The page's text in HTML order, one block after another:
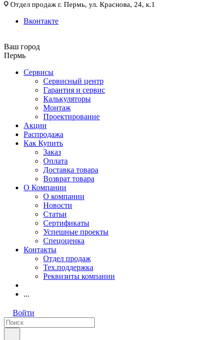
Отдел продаж г. Пермь, ул. Краснова, 24, к.1
Вконтакте
Ваш город
Пермь
Сервисы
Сервисный центр
Гарантия и сервис
Калькуляторы
Монтаж
Проектирование
Акции
Распродажа
Как Купить
Заказ
Оплата
Доставка товара
Возврат товара
О Компании
О компании
Новости
Статьи
Сертификаты
Успешные проекты
Спецоценка
Контакты
Отдел продаж
Тех.поддержка
Реквизиты компании
...
Войти